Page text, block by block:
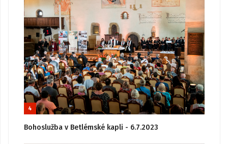
4
Bohoslužba v Betlémské kapli - 6.7.2023